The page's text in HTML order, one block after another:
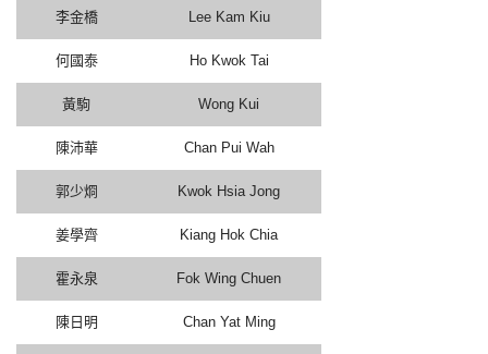
李金橋 Lee Kam Kiu
何國泰 Ho Kwok Tai
黃駒 Wong Kui
陳沛華 Chan Pui Wah
郭少烱 Kwok Hsia Jong
姜學齊 Kiang Hok Chia
霍永泉 Fok Wing Chuen
陳日明 Chan Yat Ming